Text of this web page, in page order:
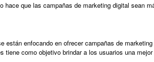
que las campañas de marketing digital sean
enfocando en ofrecer campañas de
tiene como objetivo brindar a los usuarios una